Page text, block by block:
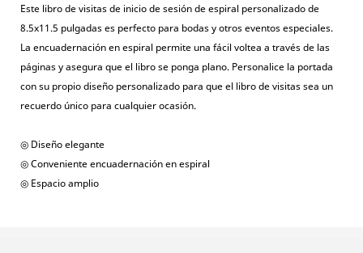
Este libro de visitas de inicio de sesión de espiral personalizado de
8.5x11.5 pulgadas es perfecto para bodas y otros eventos especiales.
La encuadernación en espiral permite una fácil voltea a través de las
páginas y asegura que el libro se ponga plano. Personalice la portada
con su propio diseño personalizado para que el libro de visitas sea un
recuerdo único para cualquier ocasión.
◎ Diseño elegante
◎ Conveniente encuadernación en espiral
◎ Espacio amplio